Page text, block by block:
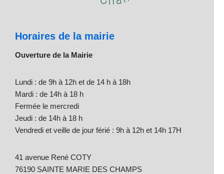
Horaires de la mairie
Ouverture de la Mairie
Lundi : de 9h à 12h et de 14 h à 18h
Mardi : de 14h à 18 h
Fermée le mercredi
Jeudi : de 14h à 18 h
Vendredi et veille de jour férié : 9h à 12h et 14h 17H
41 avenue René COTY
76190 SAINTE MARIE DES CHAMPS